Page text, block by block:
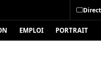
EMPLOI PORTRAIT